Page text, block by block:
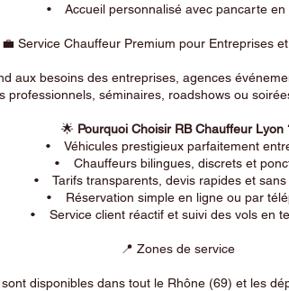
• Accueil personnalisé avec pancarte en
💼 Service Chauffeur Premium pour Entreprises
aux besoins des entreprises, agences
professionnels, séminaires, roadshows ou
🌟 Pourquoi Choisir RB Chauffeur Lyon
• Véhicules prestigieux parfaitement
• Chauffeurs bilingues, discrets et
• Tarifs transparents, devis rapides et sans
• Réservation simple en ligne ou par
• Service client réactif et suivi des vols en
📍 Zones de service
disponibles dans tout le Rhône (69) et les